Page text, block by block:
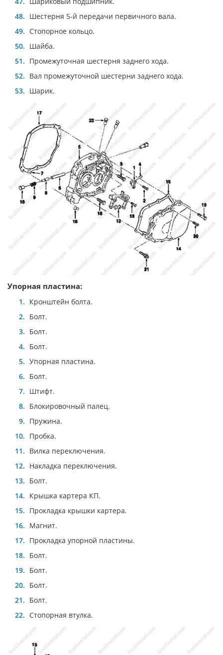
Шестерня 5-й передачи первичного вала.
Стопорное кольцо.
Шайба.
Промежуточная шестерня заднего хода.
Вал промежуточной шестерни заднего хода.
Шарик.
Упорная пластина:
Кронштейн болта.
Болт.
Болт.
Болт.
Упорная пластина.
Болт.
Штифт.
Блокировочный палец.
Пружина.
Пробка.
Вилка переключения.
Накладка переключения.
Болт.
Крышка картера КП.
Прокладка крышки картера.
Магнит.
Прокладка упорной пластины.
Болт.
Болт.
Болт.
Болт.
Стопорная втулка.